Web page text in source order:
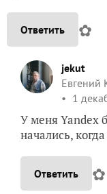
Ответить ✿
jekut
Евгений
1
У меня Yandex
начались,
Ответить ✿